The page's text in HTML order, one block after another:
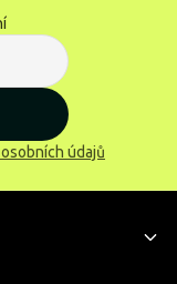
údajů